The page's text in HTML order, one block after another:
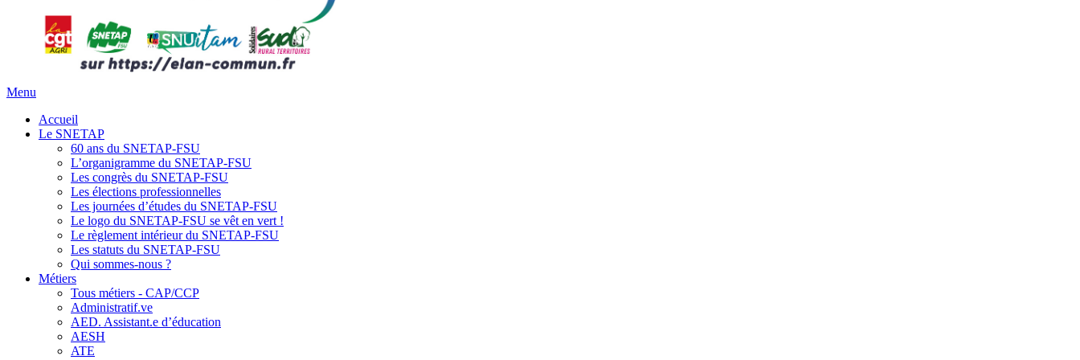
Menu
Accueil
Le SNETAP
60 ans du SNETAP-FSU
L’organigramme du SNETAP-FSU
Les congrès du SNETAP-FSU
Les élections professionnelles
Les journées d’études du SNETAP-FSU
Le logo du SNETAP-FSU se vêt en vert !
Le règlement intérieur du SNETAP-FSU
Les statuts du SNETAP-FSU
Qui sommes-nous ?
Métiers
Tous métiers - CAP/CCP
Administratif.ve
AED. Assistant.e d’éducation
AESH
ATE